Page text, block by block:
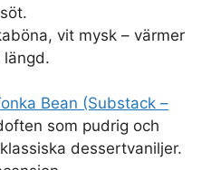
vit mysk – värmer
längd.
Bean (Substack –
som pudrig och
dessertvaniljer.